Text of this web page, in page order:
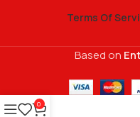
Terms Of
Based on
0